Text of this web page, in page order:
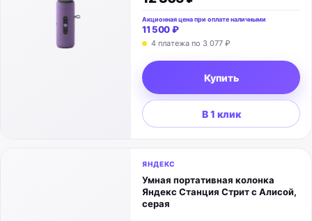
Акционная цена при оплате наличными
11 500 ₽
4 платежа по 3 077 ₽
Купить
В 1 клик
ЯНДЕКС
Умная портативная колонка
Яндекс Станция Стрит с Алисой,
серая